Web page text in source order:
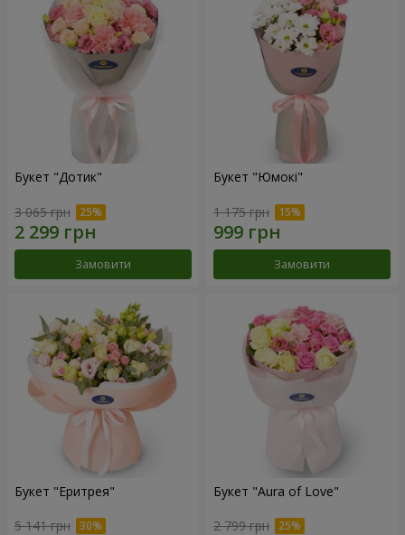
Букет "Дотик"
3 065 грн
Замовити
Букет "Юмокі"
1 175 грн
Замовити
Букет "Еритрея"
5 141 грн
Букет "Aura of Love"
2 799 грн